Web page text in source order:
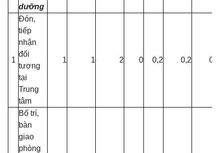
dưỡng
1
Đón,
tiếp
nhận
đối
tượng
tại
Trung
tâm
1 1 2 0 0,2 0,2 0,2
Bố trí,
bàn
giao
phòng